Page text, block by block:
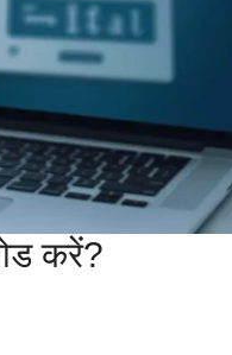
करें?